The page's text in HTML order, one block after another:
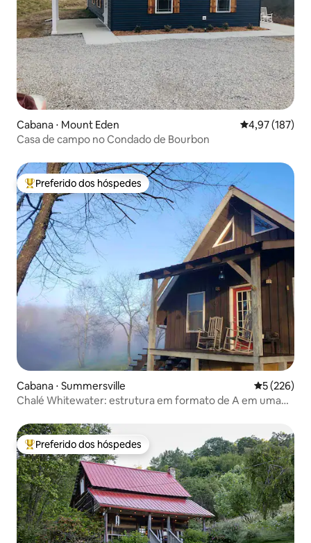
Cabana ⋅ Mount Eden 4,97 de uma
4,97 (187)
Casa de campo no Condado de Bourbon
Entre os melhores preferidos dos hóspedes
Preferido dos hóspedes
Cabana ⋅ Summersville 5 de uma
5 (226)
Chalé Whitewater: estrutura em formato de A em uma
Entre os melhores preferidos dos hóspedes
Preferido dos hóspedes